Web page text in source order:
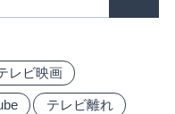
レビ映画
テレビ離れ